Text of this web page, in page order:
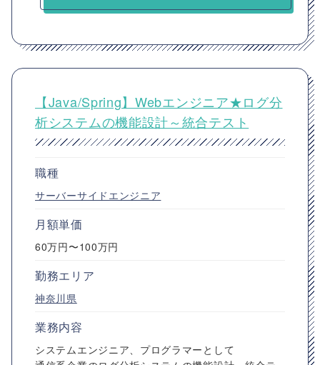
【Java/Spring】Webエンジニア★ログ分
析システムの機能設計～統合テスト
職種
サーバーサイドエンジニア
月額単価
60万円〜100万円
勤務エリア
神奈川県
業務内容
システムエンジニア、プログラマーとして